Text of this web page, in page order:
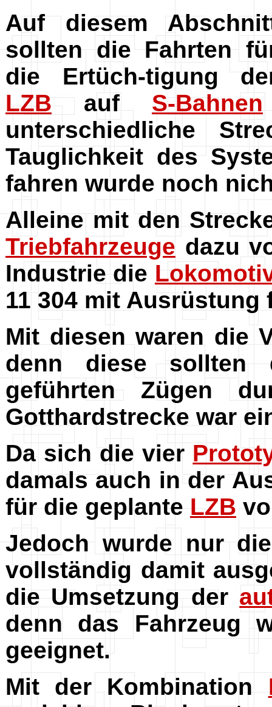
Auf diesem
sollten die Fahrten
die Ertüch-tigung
LZB auf S-Bahnen
unterschiedliche
Tauglichkeit des
fahren wurde noch
Alleine mit den
Triebfahrzeuge dazu
Industrie die
11 304 mit
Mit diesen waren die
denn diese sollten
geführten Zügen
Gotthardstrecke war
Da sich die vier
damals auch in der
für die geplante LZB
Jedoch wurde nur
vollständig damit
die Umsetzung der
denn das Fahrzeug
geeignet.
Mit der Kombination